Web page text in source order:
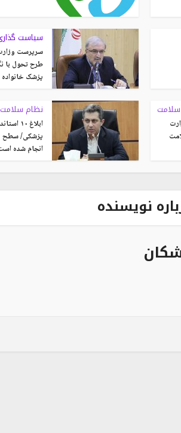
سیاست
سرپرست
طرح تحول با
پزشک خانواده در ۵ استان تا
نظام سلامت
ابلاغ
پزشکی/ سطح
انجام شده
نویسنده